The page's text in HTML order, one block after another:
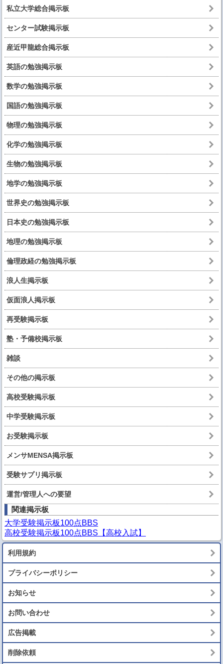
私立大学総合掲示板
センター試験掲示板
産近甲龍総合掲示板
英語の勉強掲示板
数学の勉強掲示板
国語の勉強掲示板
物理の勉強掲示板
化学の勉強掲示板
生物の勉強掲示板
地学の勉強掲示板
世界史の勉強掲示板
日本史の勉強掲示板
地理の勉強掲示板
倫理政経の勉強掲示板
浪人生掲示板
仮面浪人掲示板
再受験掲示板
塾・予備校掲示板
雑談
その他の掲示板
高校受験掲示板
中学受験掲示板
お受験掲示板
メンサMENSA掲示板
受験サプリ掲示板
運営/管理人への要望
関連掲示板
大学受験掲示板100点BBS
高校受験掲示板100点BBS【高校入試】
利用規約
プライバシーポリシー
お知らせ
お問い合わせ
広告掲載
削除依頼